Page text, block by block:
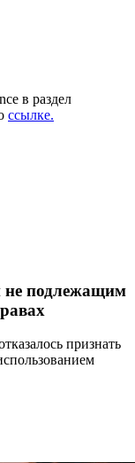
в раздел
ссылке.
не подлежащим
признать